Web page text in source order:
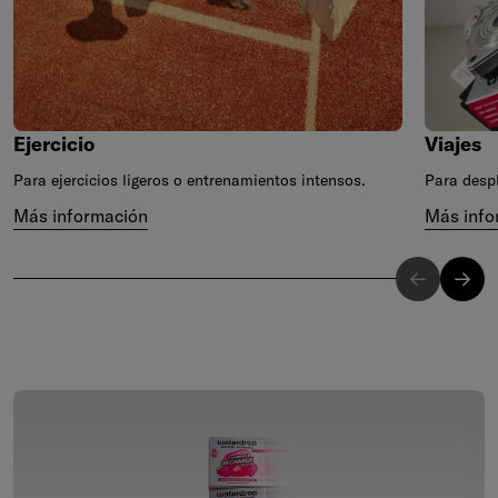
Ejercicio
Para ejercicios ligeros o entrenamientos intensos.
Más información
Viajes
Para
Más